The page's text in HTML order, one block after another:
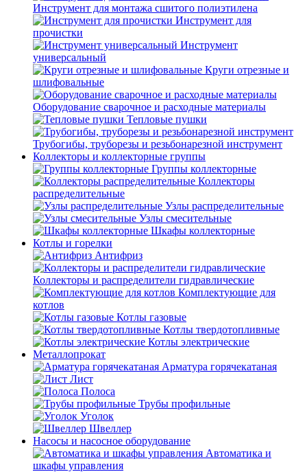
Инструмент для монтажа сшитого полиэтилена
Инструмент для
прочистки
Инструмент
универсальный
Круги отрезные и
шлифовальные
Оборудование сварочное и расходные материалы
Тепловые пушки
Трубогибы, труборезы и резьбонарезной инструмент
Коллекторы и коллекторные группы
Группы коллекторные
Коллекторы
распределительные
Узлы распределительные
Узлы смесительные
Шкафы коллекторные
Котлы и горелки
Антифриз
Коллекторы и распределители гидравлические
Комплектующие для
котлов
Котлы газовые
Котлы твердотопливные
Котлы электрические
Металлопрокат
Арматура горячекатаная
Лист
Полоса
Трубы профильные
Уголок
Швеллер
Насосы и насосное оборудование
Автоматика и
шкафы управления